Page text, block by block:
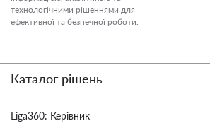
технологічними рішеннями для
ефективної та безпечної роботи.
Каталог рішень
Liga360: Керівник